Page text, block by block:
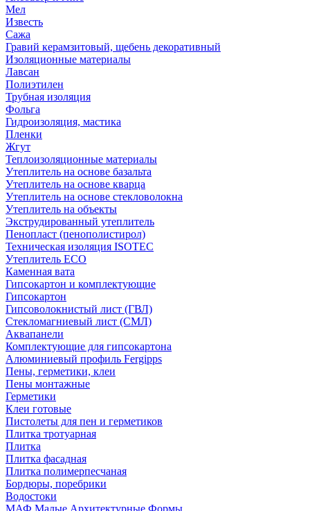
Мел
Известь
Сажа
Гравий керамзитовый, щебень декоративный
Изоляционные материалы
Лавсан
Полиэтилен
Трубная изоляция
Фольга
Гидроизоляция, мастика
Пленки
Жгут
Теплоизоляционные материалы
Утеплитель на основе базальта
Утеплитель на основе кварца
Утеплитель на основе стекловолокна
Утеплитель на объекты
Экструдированный утеплитель
Пенопласт (пенополистирол)
Техническая изоляция ISOTEC
Утеплитель ECO
Каменная вата
Гипсокартон и комплектующие
Гипсокартон
Гипсоволокнистый лист (ГВЛ)
Стекломагниевый лист (СМЛ)
Аквапанели
Комплектующие для гипсокартона
Алюминиевый профиль Fergipps
Пены, герметики, клеи
Пены монтажные
Герметики
Клеи готовые
Пистолеты для пен и герметиков
Плитка тротуарная
Плитка
Плитка фасадная
Плитка полимерпесчаная
Бордюры, поребрики
Водостоки
МАФ Малые Архитектурные Формы